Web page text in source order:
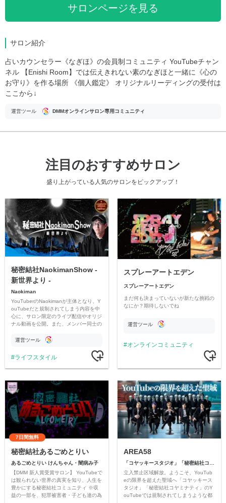
サロンページを見る
サロン紹介
占いカウンセラー《なぎほ》の会員制コミュニティ YouTubeチャン
ネル 【Enishi Room】では伝えきれない素のなぎほと一緒に《心の
お守り》を作る場所 《個人鑑定》 オリジナルリーディングの受付は
ここから↓
運営ツール DMMオンラインサロン専用コミュニティ
注目のおすすめサロン
盛り上がっている人気のサロンをピックアップ！
秘密結社NaokimanShow -
新世界より -
Naokiman
YouTuberのNaokimanが主体となり、Y
ouTubeだと規制されてしまう内容を中
心に、サロン限定のライブ配信やオリジ
ナル動画を公開。また、メンバー同士の
ただいています。
運営ツール
ライフスタイル
スプレーアートエデン
スプレーアートエデン
まだ何も決まっていないが新たな挑戦の
なにか？期待しないでね
運営ツール
オンラインコミュニティ
7日間無料
秘密結社あるごめとりい
あるごめとりい けんちゃん・闇病み子
【DMM 新人賞受賞サロン】 YouTubeで
は観られない世界の真実を知り、人生を
豊かにする秘密結社コミュニティ ※収
益の一部を、犯罪被害者・子ども達の為
AREA58
立入禁止区域解放。ようこそ、YouTub
eの限界を超えた聖域へ「コヤッキース
タジオ」「秘密結社コヤミナティ」のY
ouTubeでは規制されてしまうような都